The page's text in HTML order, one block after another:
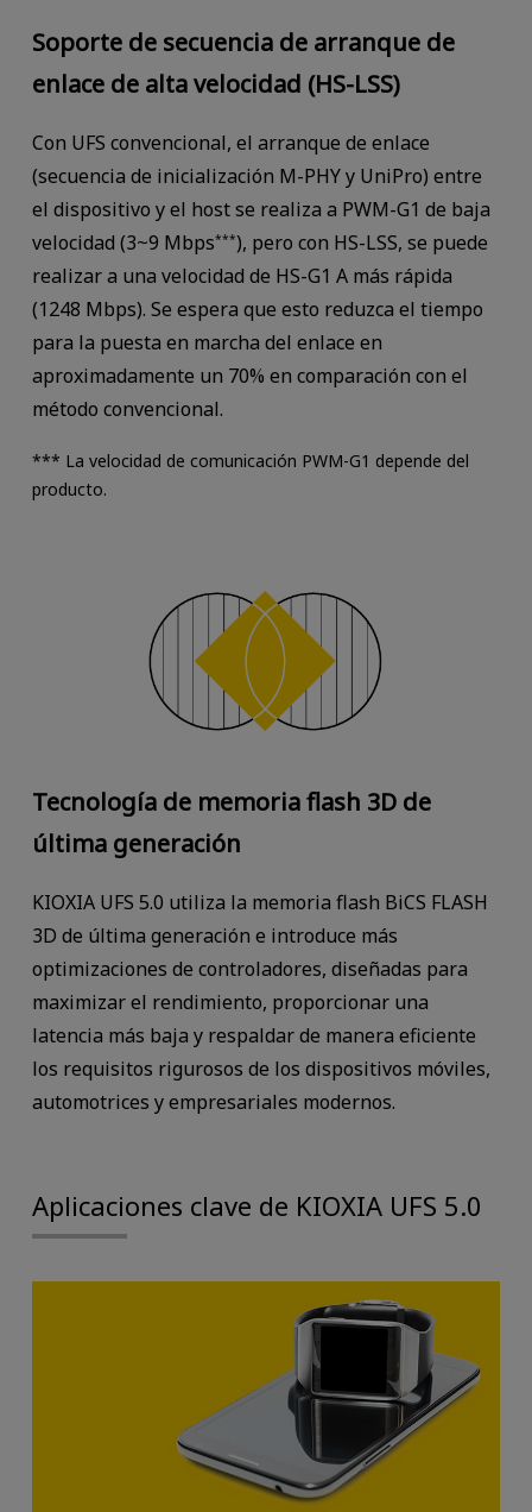
Soporte de secuencia de arranque de
enlace de alta velocidad (HS-LSS)
Con UFS convencional, el arranque de enlace
(secuencia de inicialización M-PHY y UniPro) entre
el dispositivo y el host se realiza a PWM-G1 de baja
velocidad (3~9 Mbps***), pero con HS-LSS, se puede
realizar a una velocidad de HS-G1 A más rápida
(1248 Mbps). Se espera que esto reduzca el tiempo
para la puesta en marcha del enlace en
aproximadamente un 70% en comparación con el
método convencional.
*** La velocidad de comunicación PWM-G1 depende del
producto.
Tecnología de memoria flash 3D de
última generación
KIOXIA UFS 5.0 utiliza la memoria flash BiCS FLASH
3D de última generación e introduce más
optimizaciones de controladores, diseñadas para
maximizar el rendimiento, proporcionar una
latencia más baja y respaldar de manera eficiente
los requisitos rigurosos de los dispositivos móviles,
automotrices y empresariales modernos.
Aplicaciones clave de KIOXIA UFS 5.0